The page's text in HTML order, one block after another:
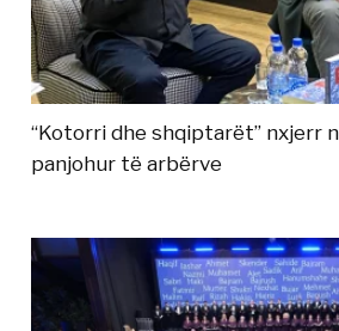
“Kotorri dhe shqiptarët” nxjerr
panjohur të arbërve